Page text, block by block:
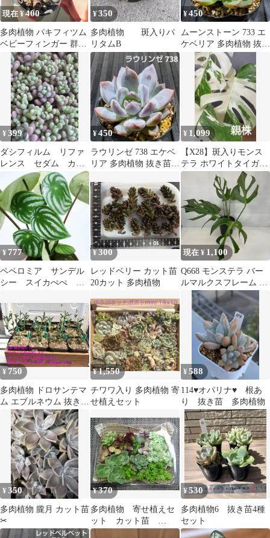
現在 ¥400
多肉植物 パキフィツム
ベビーフィンガー 群
生 土付き発送
¥350
多肉植物 斑入りパ
リタムB
¥450
ムーンストーン 733 エ
ケベリア 多肉植物 抜き
¥399
ダシフィルム リファ
レンス セダム カッ
ト苗10カット
¥450
ラウリンゼ 738 エケベ
リア 多肉植物 抜き苗
¥ 1,099
【X28】斑入りモンス
テラ ホワイトタイガー
カット茎 成長点1つ
¥777
ペペロミア サンデル
シー スイカぺぺ 抜
¥300
レッドベリー カット苗
20カット 多肉植物
現在 ¥ 1,100
Q668 モンステラ バー
ルマルクスフレーム デ
リシオーサ
¥ 750
多肉植物 ドロサンテマ
ム エブルネウム 抜き苗
5苗セット１
¥1,550
チワワ入り 多肉植物 寄
せ植えセット
¥588
114♥オパリナ♥ 根あ
り 抜き苗 多肉植物
¥350
多肉植物 朧月 カット苗‪
¥370
多肉植物 寄せ植えセ
ット カット苗
8/10(月)以降の発送
¥530
多肉植物6 抜き苗4種
セット